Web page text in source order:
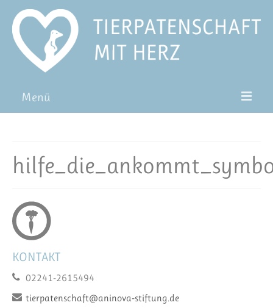
Menü
Pat*in werden
Patenschaft verschenken
Blog
FAQ
KONTAKT
02241-2615494
tierpatenschaft@aninova-stiftung.de